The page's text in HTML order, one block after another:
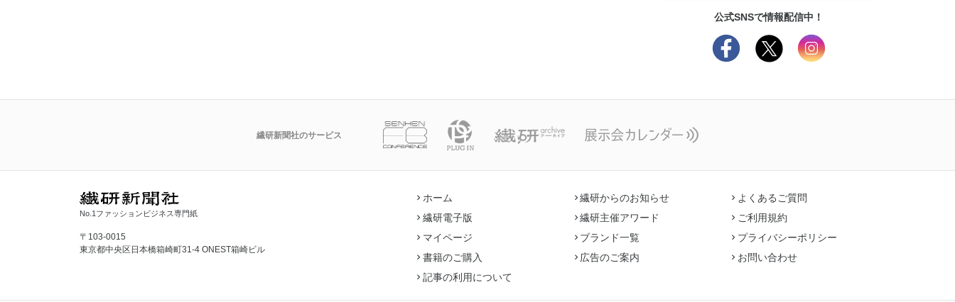
公式SNSで情報配信中！
繊研新聞社のサービス
No.1ファッションビジネス専門紙
〒103-0015
東京都中央区日本橋箱崎町31-4 ONEST箱崎ビル
ホーム
繊研電子版
マイページ
書籍のご購入
記事の利用について
繊研からのお知らせ
繊研主催アワード
ブランド一覧
広告のご案内
よくあるご質問
ご利用規約
プライバシーポリシー
お問い合わせ